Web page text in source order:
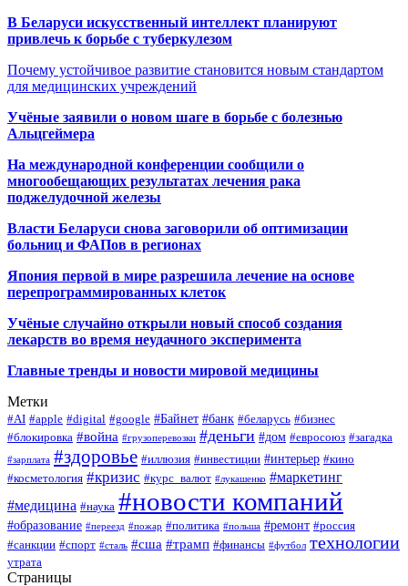
В Беларуси искусственный интеллект планируют
привлечь к борьбе с туберкулезом
Почему устойчивое развитие становится новым стандартом
для медицинских учреждений
Учёные заявили о новом шаге в борьбе с болезнью
Альцгеймера
На международной конференции сообщили о
многообещающих результатах лечения рака
поджелудочной железы
Власти Беларуси снова заговорили об оптимизации
больниц и ФАПов в регионах
Япония первой в мире разрешила лечение на основе
перепрограммированных клеток
Учёные случайно открыли новый способ создания
лекарств во время неудачного эксперимента
Главные тренды и новости мировой медицины
Метки
#AI #apple #digital #google #Байнет #банк #беларусь #бизнес
#блокировка #война #грузоперевозки #деньги #дом #евросоюз #загадка
#зарплата #здоровье #иллюзия #инвестиции #интерьер #кино
#косметология #кризис #курс_валют #лукашенко #маркетинг
#медицина #наука #новости компаний
#образование #переезд #пожар #политика #польша #ремонт #россия
#санкции #спорт #сталь #сша #трамп #финансы #футбол технологии
утрата
Страницы